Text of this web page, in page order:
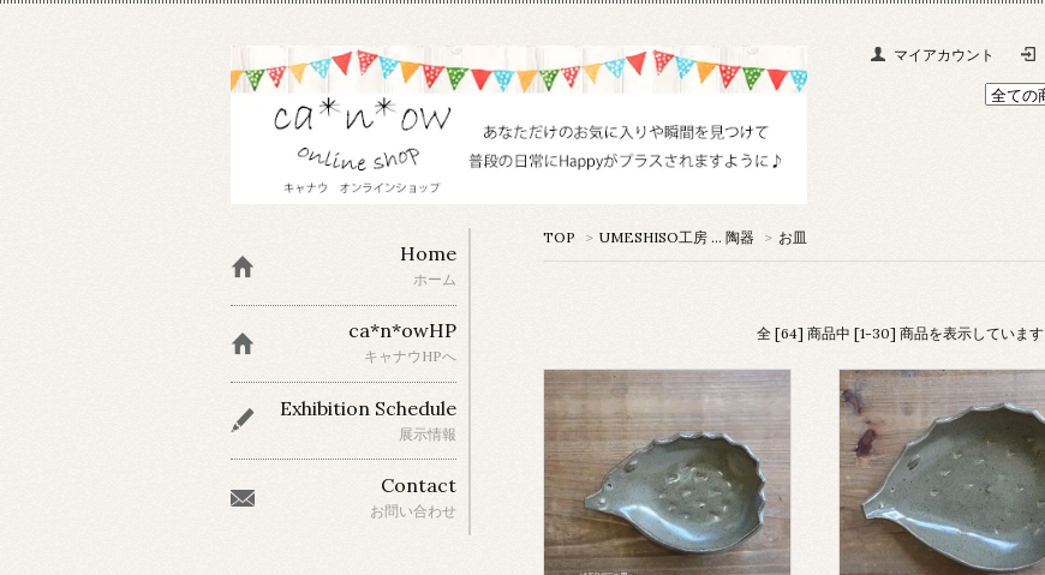
マイアカウント
TOP > UMESHISO工房 … 陶器 > お皿
全 [64] 商品中 [1-30] 商品を表示しています
Home
ホーム
ca*n*owHP
キャナウHPへ
Exhibition Schedule
展示情報
Contact
お問い合わせ